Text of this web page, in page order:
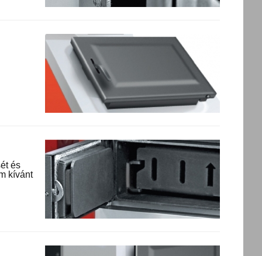
és
kívánt